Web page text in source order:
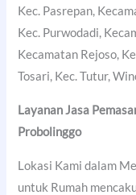
Kec. Pasrepan,
Kec. Purwodadi,
Kecamatan Rejoso,
Tosari, Kec. Tutur,
Layanan Jasa
Probolinggo
Lokasi Kami dalam
untuk Rumah